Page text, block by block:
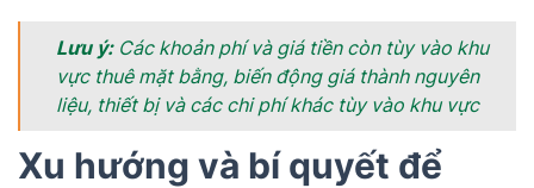
Lưu ý: Các khoản phí và giá tiền còn tùy vào khu
vực thuê mặt bằng, biến động giá thành nguyên
liệu, thiết bị và các chi phí khác tùy vào khu vực
Xu hướng và bí quyết để